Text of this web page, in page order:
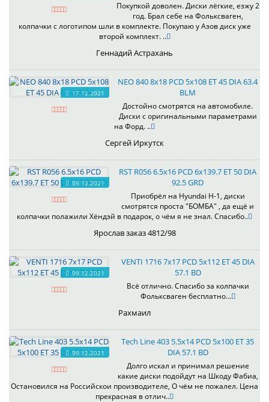
Покупкой доволен. Диски лёгкие, езжу 2
год. Брал себе на Фольксваген,
колпачки с логотипом шли в комплекте. Покупаю у Азов диск уже
второй комплект. ..
Геннадий Астрахань
17.12.2021
NEO 840 8x18 PCD 5x108 ET 45 DIA 63.4
BLM
Достойно смотрятся на автомобиле.
Диски с оригинальными параметрами
на Форд. ..
Сергей Иркутск
09.12.2021
RST R056 6.5x16 PCD 6x139.7 ET 50 DIA
92.5 GRD
Приобрёл на Hyundai H-1, диски
смотрятся проста "БОМБА" , да ещё и
колпачки полажили Хёндэй в подарок, о чём я не знал. Спасибо..
Ярослав заказ 4812/98
09.12.2021
VENTI 1716 7x17 PCD 5x112 ET 45 DIA
57.1 BD
Всё отлично. Спасибо за колпачки
Фольксваген бесплатно...
Рахмаил
09.12.2021
Tech Line 403 5.5x14 PCD 5x100 ET 35
DIA 57.1 BD
Долго искал и принимал решение
какие диски подойдут на Шкоду Фабиа,
Остановился на Российскои производителе, О чём не пожалел. Цена
прекрасная в отлич..